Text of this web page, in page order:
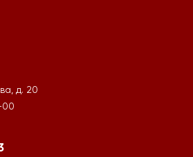
д. 20
00